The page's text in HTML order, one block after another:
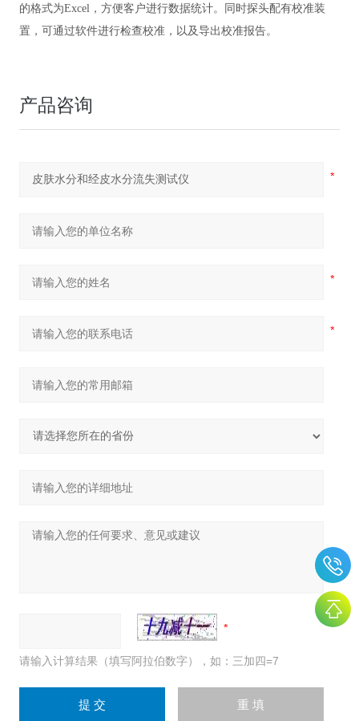
的格式为Excel，方便客户进行数据统计。同时探头配有校准装
置，可通过软件进行检查校准，以及导出校准报告。
产品咨询
请输入计算结果（填写阿拉伯数字），如：三加四=7